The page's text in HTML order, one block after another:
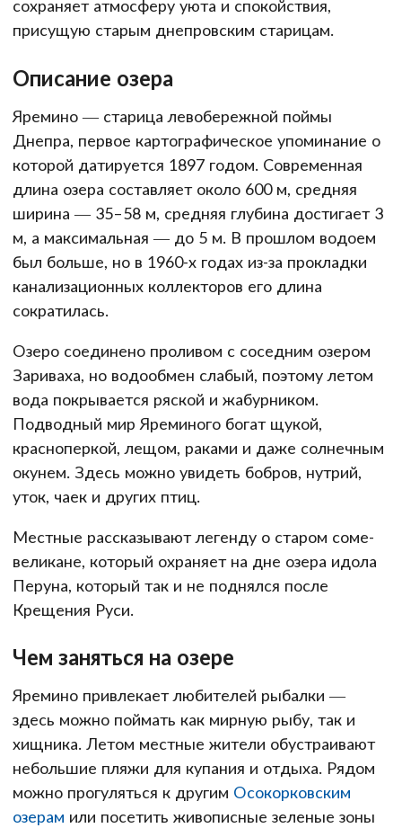
сохраняет атмосферу уюта и спокойствия,
присущую старым днепровским старицам.
Описание озера
Яремино — старица левобережной поймы
Днепра, первое картографическое упоминание о
которой датируется 1897 годом. Современная
длина озера составляет около 600 м, средняя
ширина — 35–58 м, средняя глубина достигает 3
м, а максимальная — до 5 м. В прошлом водоем
был больше, но в 1960-х годах из-за прокладки
канализационных коллекторов его длина
сократилась.
Озеро соединено проливом с соседним озером
Зариваха, но водообмен слабый, поэтому летом
вода покрывается ряской и жабурником.
Подводный мир Яреминого богат щукой,
красноперкой, лещом, раками и даже солнечным
окунем. Здесь можно увидеть бобров, нутрий,
уток, чаек и других птиц.
Местные рассказывают легенду о старом соме-
великане, который охраняет на дне озера идола
Перуна, который так и не поднялся после
Крещения Руси.
Чем заняться на озере
Яремино привлекает любителей рыбалки —
здесь можно поймать как мирную рыбу, так и
хищника. Летом местные жители обустраивают
небольшие пляжи для купания и отдыха. Рядом
можно прогуляться к другим Осокорковским
озерам или посетить живописные зеленые зоны